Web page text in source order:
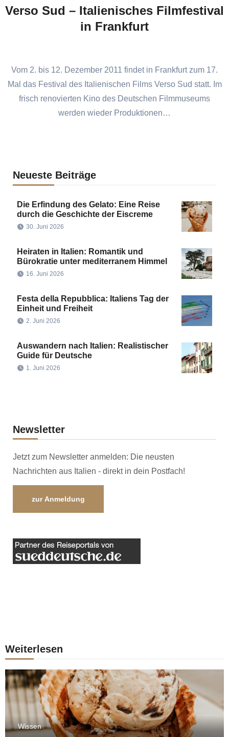
Verso Sud – Italienisches Filmfestival
in Frankfurt
Vom 2. bis 12. Dezember 2011 findet in Frankfurt zum 17.
Mal das Festival des Italienischen Films Verso Sud statt. Im
frisch renovierten Kino des Deutschen Filmmuseums
werden wieder Produktionen…
Neueste Beiträge
Die Erfindung des Gelato: Eine Reise
durch die Geschichte der Eiscreme
30. Juni 2026
Heiraten in Italien: Romantik und
Bürokratie unter mediterranem Himmel
16. Juni 2026
Festa della Repubblica: Italiens Tag der
Einheit und Freiheit
2. Juni 2026
Auswandern nach Italien: Realistischer
Guide für Deutsche
1. Juni 2026
Newsletter
Jetzt zum Newsletter anmelden: Die neusten
Nachrichten aus Italien - direkt in dein Postfach!
zur Anmeldung
Weiterlesen
Wissen